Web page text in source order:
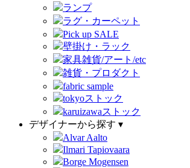
ランプ
ラグ・カーペット
Pick up SALE
壁掛け・ラック
家具雑貨/アート/etc
雑貨・プロダクト
fabric sample
tokyoストック
karuizawaストック
デザイナーから探す ▾
Alvar Aalto
Ilmari Tapiovaara
Borge Mogensen